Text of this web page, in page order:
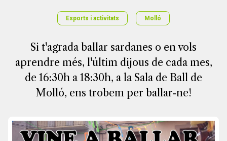
Esports i activitats Molló
Si t'agrada ballar sardanes o en vols
aprendre més, l'últim dijous de cada mes,
de 16:30h a 18:30h, a la Sala de Ball de
Molló, ens trobem per ballar-ne!